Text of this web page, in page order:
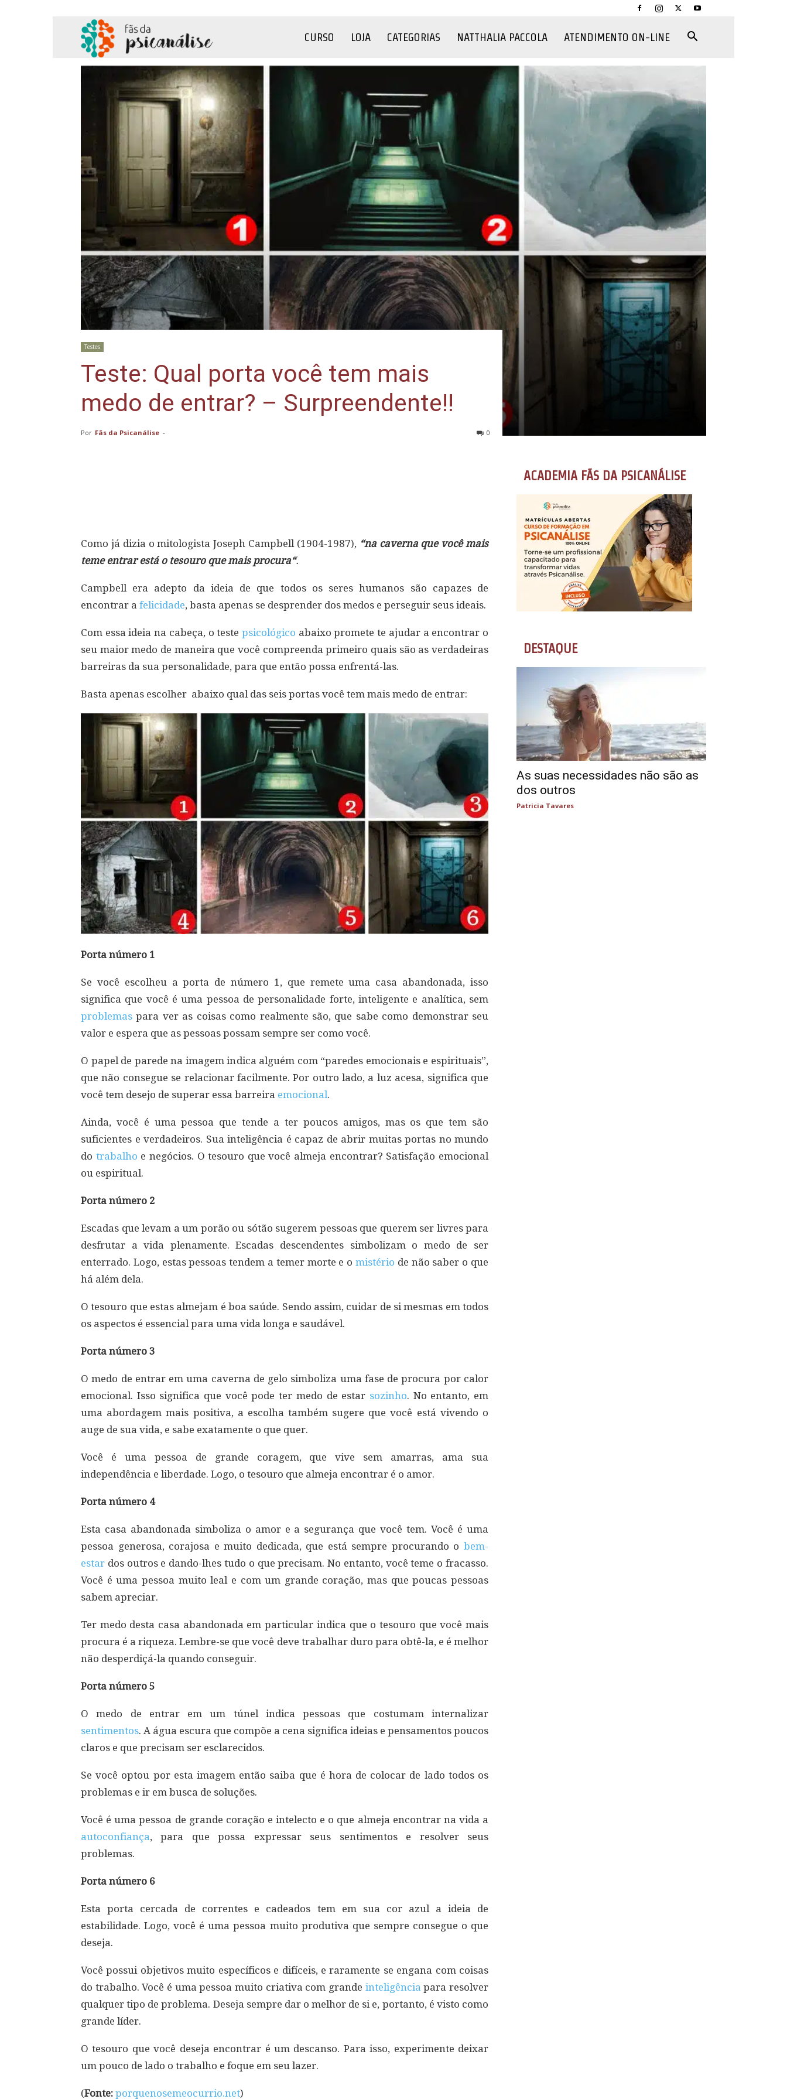
da
Psicanálise
CURSO LOJA CATEGORIAS NATTHALIA PACCOLA ATENDIMENTO ON-LINE
Testes
Teste: Qual porta você tem mais
medo de entrar? – Surpreendente!!
Por Fãs da Psicanálise - 0
Como já dizia o mitologista Joseph Campbell (1904-1987), “na caverna que você mais
teme entrar está o tesouro que mais procura“.
Campbell era adepto da ideia de que todos os seres humanos são capazes de
encontrar a felicidade, basta apenas se desprender dos medos e perseguir seus ideais.
Com essa ideia na cabeça, o teste psicológico abaixo promete te ajudar a encontrar o
seu maior medo de maneira que você compreenda primeiro quais são as verdadeiras
barreiras da sua personalidade, para que então possa enfrentá-las.
Basta apenas escolher abaixo qual das seis portas você tem mais medo de entrar:
Porta número 1
Se você escolheu a porta de número 1, que remete uma casa abandonada, isso
significa que você é uma pessoa de personalidade forte, inteligente e analítica, sem
problemas para ver as coisas como realmente são, que sabe como demonstrar seu
valor e espera que as pessoas possam sempre ser como você.
O papel de parede na imagem indica alguém com “paredes emocionais e espirituais”,
que não consegue se relacionar facilmente. Por outro lado, a luz acesa, significa que
você tem desejo de superar essa barreira emocional.
Ainda, você é uma pessoa que tende a ter poucos amigos, mas os que tem são
suficientes e verdadeiros. Sua inteligência é capaz de abrir muitas portas no mundo
do trabalho e negócios. O tesouro que você almeja encontrar? Satisfação emocional
ou espiritual.
Porta número 2
Escadas que levam a um porão ou sótão sugerem pessoas que querem ser livres para
desfrutar a vida plenamente. Escadas descendentes simbolizam o medo de ser
enterrado. Logo, estas pessoas tendem a temer morte e o mistério de não saber o que
há além dela.
O tesouro que estas almejam é boa saúde. Sendo assim, cuidar de si mesmas em todos
os aspectos é essencial para uma vida longa e saudável.
Porta número 3
O medo de entrar em uma caverna de gelo simboliza uma fase de procura por calor
emocional. Isso significa que você pode ter medo de estar sozinho. No entanto, em
uma abordagem mais positiva, a escolha também sugere que você está vivendo o
auge de sua vida, e sabe exatamente o que quer.
Você é uma pessoa de grande coragem, que vive sem amarras, ama sua
independência e liberdade. Logo, o tesouro que almeja encontrar é o amor.
Porta número 4
Esta casa abandonada simboliza o amor e a segurança que você tem. Você é uma
pessoa generosa, corajosa e muito dedicada, que está sempre procurando o bem-
estar dos outros e dando-lhes tudo o que precisam. No entanto, você teme o fracasso.
Você é uma pessoa muito leal e com um grande coração, mas que poucas pessoas
sabem apreciar.
Ter medo desta casa abandonada em particular indica que o tesouro que você mais
procura é a riqueza. Lembre-se que você deve trabalhar duro para obtê-la, e é melhor
não desperdiçá-la quando conseguir.
Porta número 5
O medo de entrar em um túnel indica pessoas que costumam internalizar
sentimentos. A água escura que compõe a cena significa ideias e pensamentos poucos
claros e que precisam ser esclarecidos.
Se você optou por esta imagem então saiba que é hora de colocar de lado todos os
problemas e ir em busca de soluções.
Você é uma pessoa de grande coração e intelecto e o que almeja encontrar na vida a
autoconfiança, para que possa expressar seus sentimentos e resolver seus
problemas.
Porta número 6
Esta porta cercada de correntes e cadeados tem em sua cor azul a ideia de
estabilidade. Logo, você é uma pessoa muito produtiva que sempre consegue o que
deseja.
Você possui objetivos muito específicos e difíceis, e raramente se engana com coisas
do trabalho. Você é uma pessoa muito criativa com grande inteligência para resolver
qualquer tipo de problema. Deseja sempre dar o melhor de si e, portanto, é visto como
grande líder.
O tesouro que você deseja encontrar é um descanso. Para isso, experimente deixar
um pouco de lado o trabalho e foque em seu lazer.
(Fonte: porquenosemeocurrio.net)
ACADEMIA FÃS DA PSICANÁLISE
DESTAQUE
As suas necessidades não são as
dos outros
Patricia Tavares